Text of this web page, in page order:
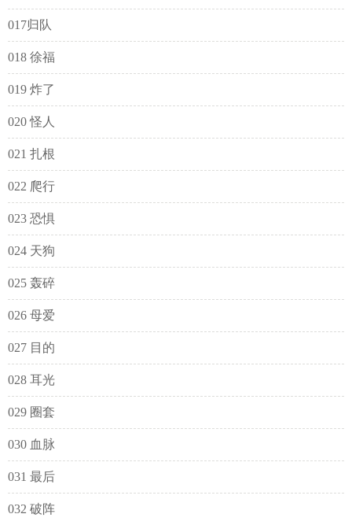
017归队
018 徐福
019 炸了
020 怪人
021 扎根
022 爬行
023 恐惧
024 天狗
025 轰碎
026 母爱
027 目的
028 耳光
029 圈套
030 血脉
031 最后
032 破阵